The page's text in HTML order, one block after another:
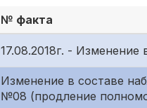
№ факта
17.08.2018г. - Изменение
Изменение в составе
№08 (продление